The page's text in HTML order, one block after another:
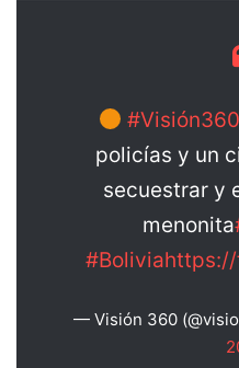
#Visión360
policías y un
secuestrar y
menonita
#Boliviahttps://
— Visión 360